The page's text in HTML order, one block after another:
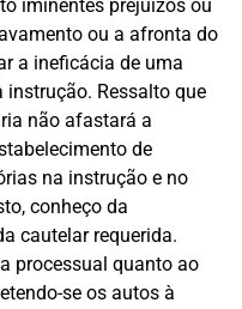
iminentes prejuízos ou
ou a afronta do
a ineficácia de uma
Ressalto que
não afastará a
de
na instrução e no
conheço da
cautelar requerida.
processual quanto ao
se os autos à